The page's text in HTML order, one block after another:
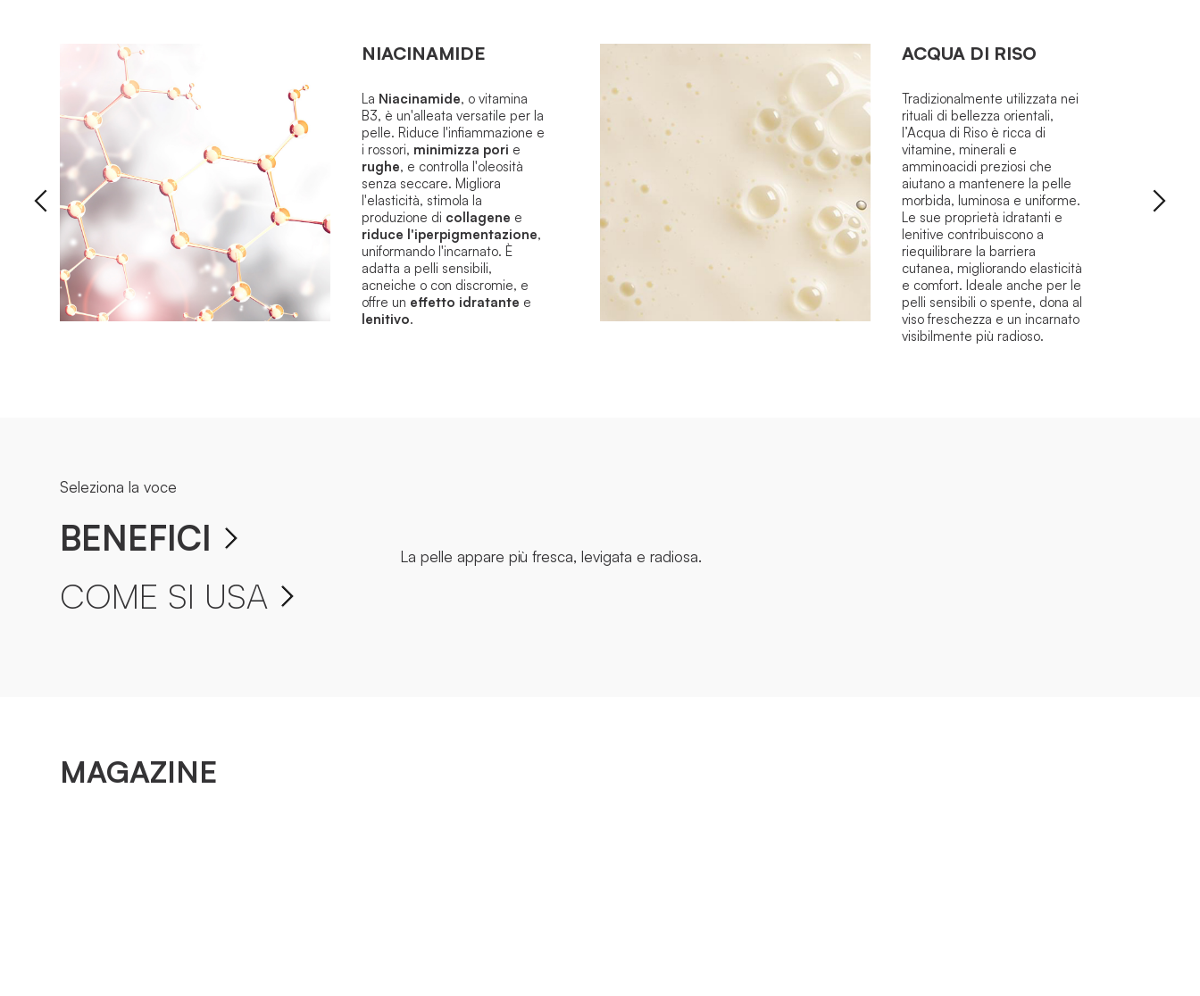
NIACINAMIDE
La Niacinamide, o vitamina
B3, è un'alleata versatile per la
pelle. Riduce l'infiammazione e
i rossori, minimizza pori e
rughe, e controlla l'oleosità
senza seccare. Migliora
l'elasticità, stimola la
produzione di collagene e
riduce l'iperpigmentazione,
uniformando l'incarnato. È
adatta a pelli sensibili,
acneiche o con discromie, e
offre un effetto idratante e
lenitivo.
ACQUA DI RISO
Tradizionalmente utilizzata nei
rituali di bellezza orientali,
l’Acqua di Riso è ricca di
vitamine, minerali e
amminoacidi preziosi che
aiutano a mantenere la pelle
morbida, luminosa e uniforme.
Le sue proprietà idratanti e
lenitive contribuiscono a
riequilibrare la barriera
cutanea, migliorando elasticità
e comfort. Ideale anche per le
pelli sensibili o spente, dona al
viso freschezza e un incarnato
visibilmente più radioso.
Seleziona la voce
BENEFICI
COME SI USA
La pelle appare più fresca, levigata e radiosa.
MAGAZINE